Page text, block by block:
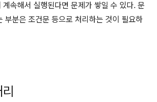
계속해서 실행된다면 문제가 쌓일 수 있다. 문
부분은 조건문 등으로 처리하는 것이 필요하